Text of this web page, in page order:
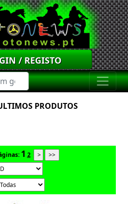
/ REGISTO
PRODUTOS
1 2